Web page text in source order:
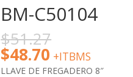
BM-C50104
$51.27
$48.70 +ITBMS
LLAVE DE FREGADERO 8″